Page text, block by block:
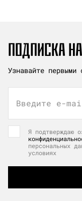
ПОДПИСКА
Узнавайте
Введите e-
Я подтверждаю
персональных
условиях